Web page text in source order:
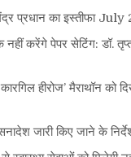
प्रधान का इस्तीफा July
नहीं करेंगे पेपर सेटिंग: डॉ.
हीरोज’ मैराथॉन को
जारी किए जाने के